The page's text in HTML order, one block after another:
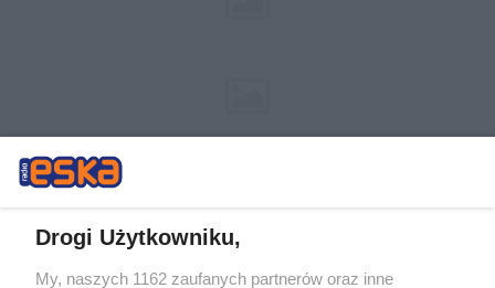
Drogi Użytkowniku,
My, naszych 1162 zaufanych partnerów oraz inne